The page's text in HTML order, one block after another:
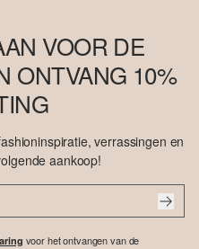
VOOR DE
ONTVANG 10%
verrassingen en
aankoop!
voor het ontvangen van de